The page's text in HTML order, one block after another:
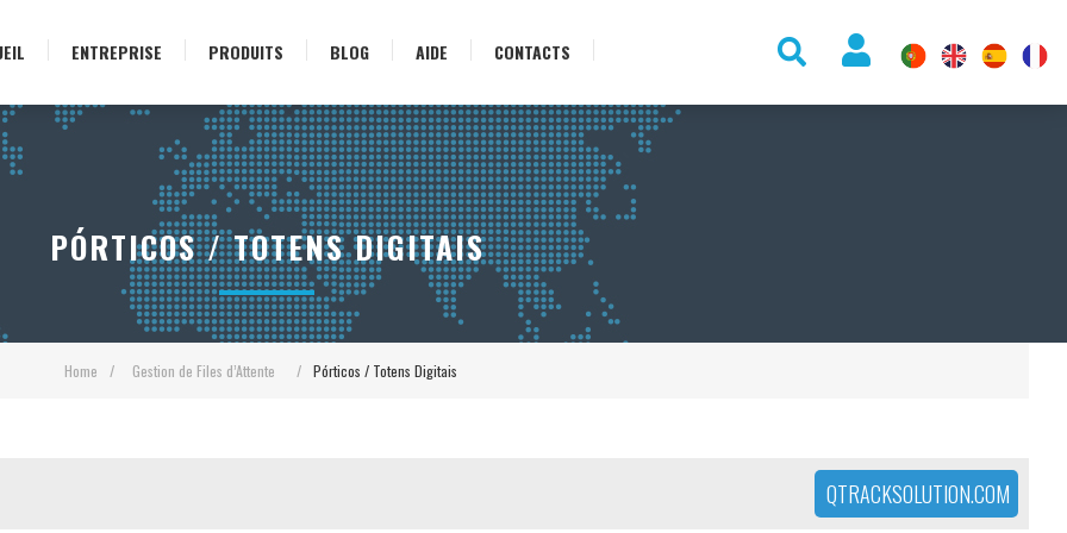
ENTREPRISE PRODUITS BLOG AIDE CONTACTS
Home / Gestion de Files d’Attente / Pórticos / Totens Digitais
PÓRTICOS / TOTENS DIGITAIS
QTRACKSOLUTION.COM